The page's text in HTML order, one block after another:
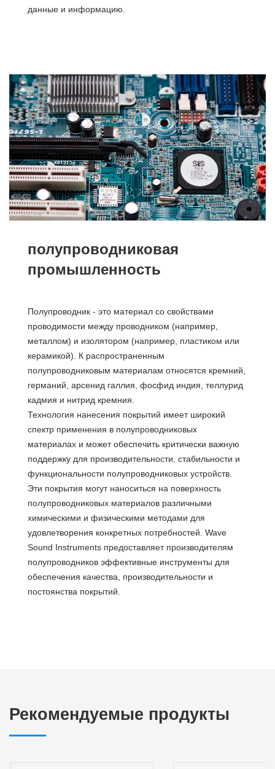
данные и информацию.
полупроводниковая
промышленность
Полупроводник - это материал со свойствами
проводимости между проводником (например,
металлом) и изолятором (например, пластиком или
керамикой). К распространенным
полупроводниковым материалам относятся кремний,
германий, арсенид галлия, фосфид индия, теллурид
кадмия и нитрид кремния.
Технология нанесения покрытий имеет широкий
спектр применения в полупроводниковых
материалах и может обеспечить критически важную
поддержку для производительности, стабильности и
функциональности полупроводниковых устройств.
Эти покрытия могут наноситься на поверхность
полупроводниковых материалов различными
химическими и физическими методами для
удовлетворения конкретных потребностей. Wave
Sound Instruments предоставляет производителям
полупроводников эффективные инструменты для
обеспечения качества, производительности и
постоянства покрытий.
Рекомендуемые продукты